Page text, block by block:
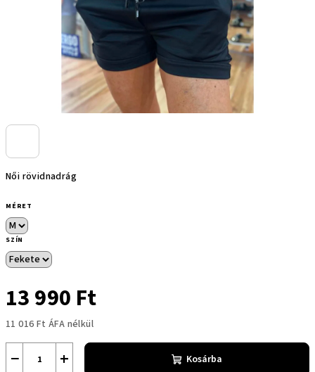
Női rövidnadrág
MÉRET
SZÍN
13 990 Ft
11 016 Ft ÁFA nélkül
+
− Kosárba